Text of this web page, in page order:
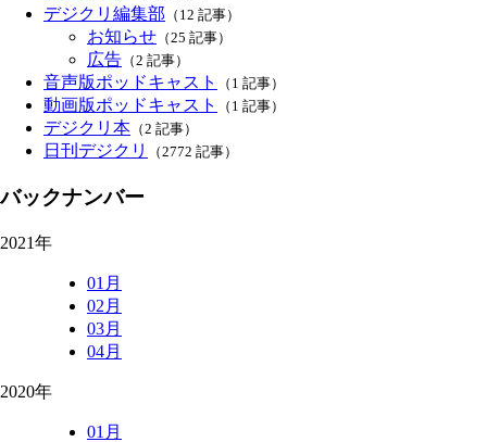
デジクリ編集部 （12 記事）
お知らせ （25 記事）
広告 （2 記事）
音声版ポッドキャスト （1 記事）
動画版ポッドキャスト （1 記事）
デジクリ本 （2 記事）
日刊デジクリ （2772 記事）
バックナンバー
2021年
01月
02月
03月
04月
2020年
01月